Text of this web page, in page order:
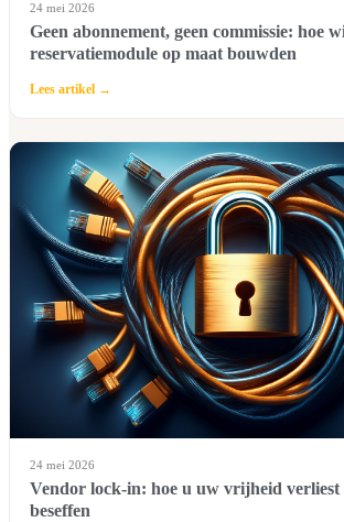
24 mei 2026
Geen abonnement, geen commissie: hoe
reservatiemodule op maat bouwden
Lees artikel →
24 mei 2026
Vendor lock-in: hoe u uw vrijheid verliest
beseffen